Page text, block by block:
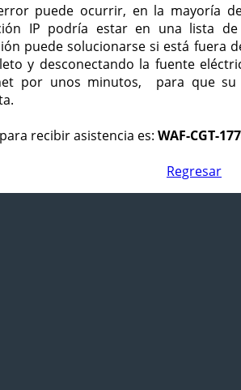
puede ocurrir, en la mayoría
IP podría estar en una lista de
puede solucionarse si está fuera
y desconectando la fuente
por unos minutos, para que su
recibir asistencia es: WAF-CGT-
Regresar